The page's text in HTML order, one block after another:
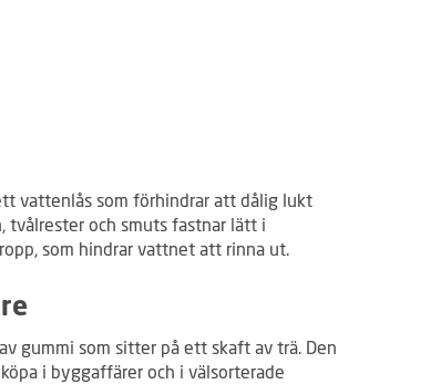
vattenlås som förhindrar att dålig lukt
tvålrester och smuts fastnar lätt i
som hindrar vattnet att rinna ut.
gummi som sitter på ett skaft av trä. Den
i byggaffärer och i välsorterade